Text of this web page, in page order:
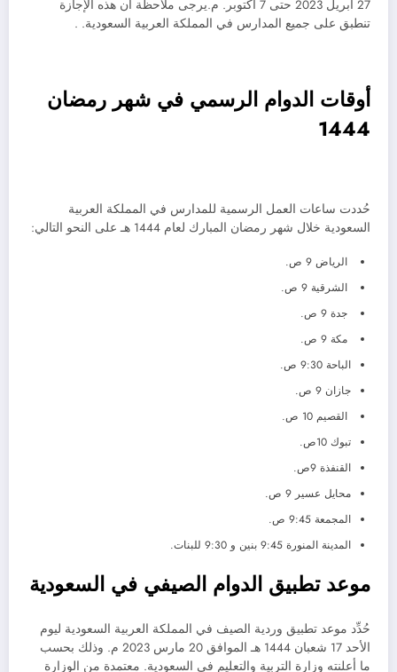
27 أبريل 2023 حتى 7 أكتوبر. م.يرجى ملاحظة أن هذه الإجازة
تنطبق على جميع المدارس في المملكة العربية السعودية. .
أوقات الدوام الرسمي في شهر رمضان
1444
حُددت ساعات العمل الرسمية للمدارس في المملكة العربية
السعودية خلال شهر رمضان المبارك لعام 1444 هـ على النحو التالي:
الرياض 9 ص.
الشرقية 9 ص.
جدة 9 ص.
مكة 9 ص.
الباحة 9:30 ص.
جازان 9 ص.
القصيم 10 ص.
تبوك 10ص.
القنفذة 9ص.
محايل عسير 9 ص.
المجمعة 9:45 ص.
المدينة المنورة 9:45 بنين و 9:30 للبنات.
موعد تطبيق الدوام الصيفي في السعودية
حُدِّد موعد تطبيق وردية الصيف في المملكة العربية السعودية ليوم
الأحد 17 شعبان 1444 هـ الموافق 20 مارس 2023 م. وذلك بحسب
ما أعلنته وزارة التربية والتعليم في السعودية. معتمدة من الوزارة